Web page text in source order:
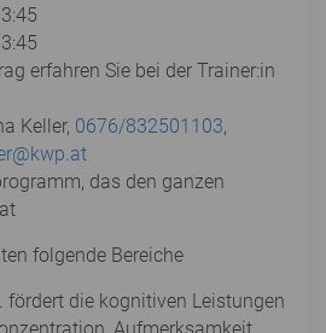
erfahren Sie bei der Trainer:in
Keller, 0676/832501103,
das den ganzen
folgende Bereiche
fördert die kognitiven Leistungen